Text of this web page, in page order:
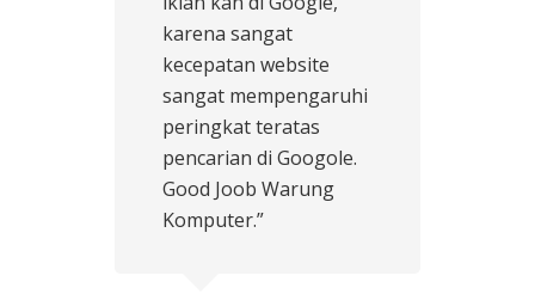
karena sangat
kecepatan website
sangat mempengaruhi
peringkat teratas
pencarian di Googole.
Good Joob Warung
Komputer.”